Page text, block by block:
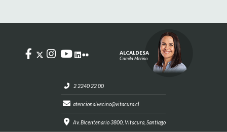
2 2240 22 00
atencionalvecino@vitacura.cl
Av. Bicentenario 3800, Vitacura, Santiago
ALCALDESA
Camila Merino